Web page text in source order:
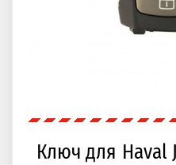
Ключ для Haval